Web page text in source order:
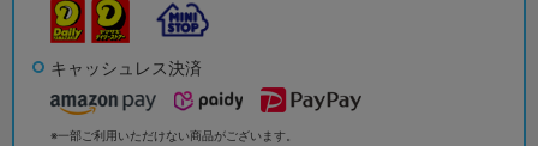
キャッシュレス決済
※一部ご利用いただけない商品がございます。